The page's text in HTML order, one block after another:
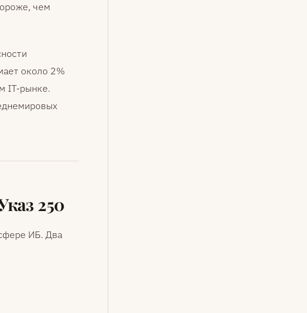
чем
около 2%
IT-рынке.
250
ИБ. Два